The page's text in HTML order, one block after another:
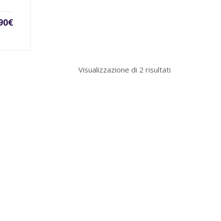
€
Visualizzazione di 2 risultati